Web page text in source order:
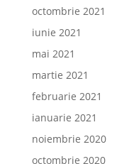
octombrie 2021
iunie 2021
mai 2021
martie 2021
februarie 2021
ianuarie 2021
noiembrie 2020
octombrie 2020